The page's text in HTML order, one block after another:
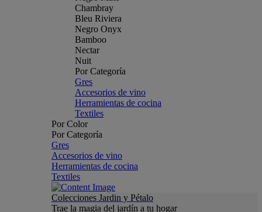
Chambray
Bleu Riviera
Negro Onyx
Bamboo
Nectar
Nuit
Por Categoría
Gres
Accesorios de vino
Herramientas de cocina
Textiles
Por Color
Por Categoría
Gres
Accesorios de vino
Herramientas de cocina
Textiles
Colecciones Jardin y Pétalo
Trae la magia del jardín a tu hogar